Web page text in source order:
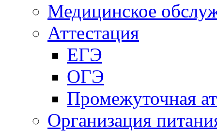
Медицинское
Аттестация
ЕГЭ
ОГЭ
Промежуточная
Организация